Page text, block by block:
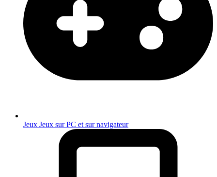
Jeux Jeux sur PC et sur navigateur